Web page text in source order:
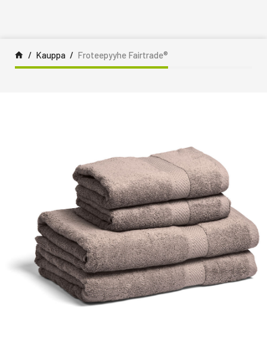
Kauppa Froteepyyhe Fairtrade®